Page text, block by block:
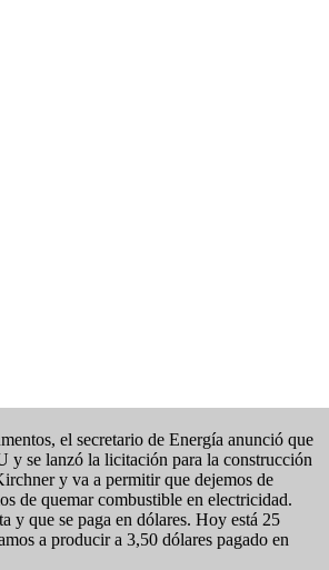
el secretario de Energía anunció que
y se lanzó la licitación para la construcción
y va a permitir que dejemos de
de quemar combustible en electricidad.
y que se paga en dólares. Hoy está 25
a producir a 3,50 dólares pagado en